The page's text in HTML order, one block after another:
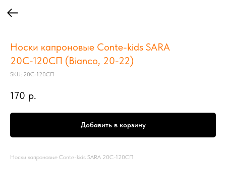
Носки капроновые Conte-kids SARA
20С-120СП (Bianco, 20-22)
SKU: 20С-120СП
170 р.
Добавить в корзину
Носки капроновые Conte-kids SARA 20С-120СП